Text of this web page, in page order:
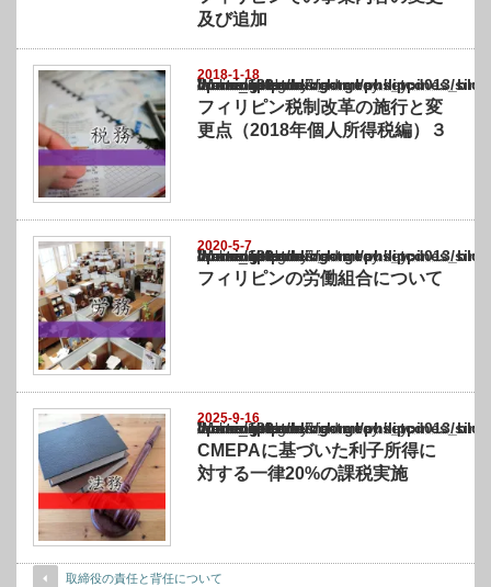
及び追加
2018-1-18
Warning
: Undefined array key "show_category" in
/home/netst/kuno-cpa.co.jp/public_html/philippines_blog/wp-content/themes/
on line183
フィリピン税制改革の施行と変
更点（2018年個人所得税編）３
2020-5-7
Warning
: Undefined array key "show_category" in
/home/netst/kuno-cpa.co.jp/public_html/philippines_blog/wp-content/themes/
on line183
フィリピンの労働組合について
2025-9-16
Warning
: Undefined array key "show_category" in
/home/netst/kuno-cpa.co.jp/public_html/philippines_blog/wp-content/themes/
on line183
CMEPAに基づいた利子所得に
対する一律20%の課税実施
取締役の責任と背任について